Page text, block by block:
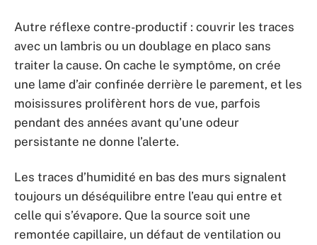
Autre réflexe contre-productif : couvrir les traces
avec un lambris ou un doublage en placo sans
traiter la cause. On cache le symptôme, on crée
une lame d’air confinée derrière le parement, et les
moisissures prolifèrent hors de vue, parfois
pendant des années avant qu’une odeur
persistante ne donne l’alerte.
Les traces d’humidité en bas des murs signalent
toujours un déséquilibre entre l’eau qui entre et
celle qui s’évapore. Que la source soit une
remontée capillaire, un défaut de ventilation ou